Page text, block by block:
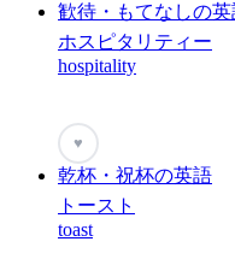
歓待・もてなしの英
ホスピタリティー
hospitality
♥
乾杯・祝杯の英語
トースト
toast